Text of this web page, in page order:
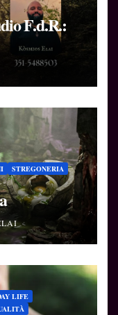
F.d.R.:
STREGONERIA
LIFE